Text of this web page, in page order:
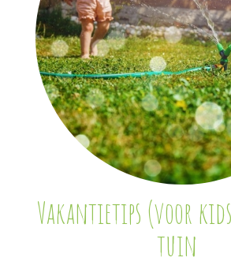
Vakantietips (voor
tuin